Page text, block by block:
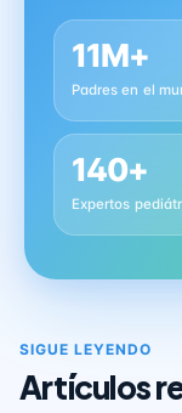
11M+
Padres en el
140+
Expertos
SIGUE LEYENDO
Artículos